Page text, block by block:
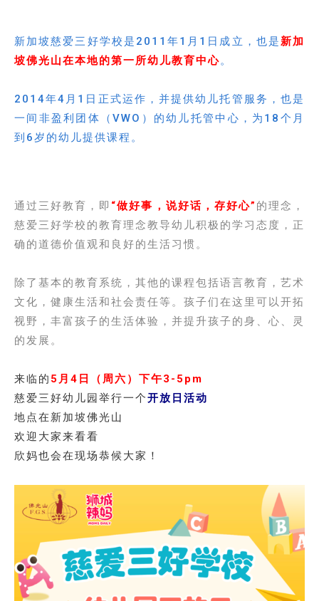
新加坡慈爱三好学校是2011年1月1日成立，也是新加
坡佛光山在本地的第一所幼儿教育中心。
2014年4月1日正式运作，并提供幼儿托管服务，也是
一间非盈利团体（VWO）的幼儿托管中心，为18个月
到6岁的幼儿提供课程。
通过三好教育，即 “做好事，说好话，存好心” 的理念，
慈爱三好学校的教育理念教导幼儿积极的学习态度，正
确的道德价值观和良好的生活习惯。
除了基本的教育系统，其他的课程包括语言教育，艺术
文化，健康生活和社会责任等。孩子们在这里可以开拓
视野，丰富孩子的生活体验，并提升孩子的身、心、灵
的发展。
来临的 5月4日（周六）下午3-5pm
慈爱三好幼儿园举行一个开放日活动
地点在新加坡佛光山
欢迎大家来看看
欣妈也会在现场恭候大家！